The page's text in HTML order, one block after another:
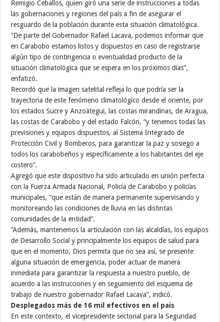
Remigio Ceballos, quien giró una serie de instrucciones a todas
las gobernaciones y regiones del país a fin de asegurar el
resguardo de la población durante esta situación climatológica.
“De parte del Gobernador Rafael Lacava, podemos informar que
en Carabobo estamos listos y dispuestos en caso de registrarse
algún tipo de contingencia o eventualidad producto de la
situación climatológica que se espera en los próximos días”,
enfatizó.
Recordó que la imagen satelital refleja lo que podría ser la
trayectoria de este fenómeno climatológico desde el oriente, por
los estados Sucre y Anzoátegui, las costas mirandinas, de Aragua,
las costas de Carabobo y del estado Falcón, “y tenemos todas las
previsiones y equipos dispuestos, al Sistema Integrado de
Protección Civil y Bomberos, para garantizar la paz y sosiego a
todos los carabobeños y específicamente a los habitantes del eje
costero”.
Agregó que este dispositivo ha sido articulado en unión perfecta
con la Fuerza Armada Nacional, Policía de Carabobo y policías
municipales, “que están de manera permanente supervisando y
monitoreando las condiciones de lluvia en las distintas
comunidades de la entidad”.
“Además, mantenemos la articulación con las alcaldías, los equipos
de Desarrollo Social y principalmente los equipos de salud para
que en el momento, Dios permita que no sea así, se presente
alguna situación de emergencia, poder actuar de manera
inmediata para garantizar la respuesta a nuestro pueblo, de
acuerdo a las instrucciones y en seguimiento del esquema de
trabajo de nuestro gobernador Rafael Lacava”, indicó.
Desplegados más de 16 mil efectivos en el país
En este contexto, el vicepresidente sectorial para la Seguridad